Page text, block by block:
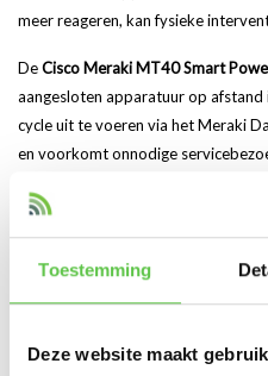
Toestemming
Deze website maakt
meer reageren, kan fysieke
DeCisco Meraki MT40 Smart
aangesloten apparatuur op
cycle uit te voeren via het Meraki
en voorkomt onnodige
De MT40 is onderdeel van het
Eenvoudige bediening.
Meraki MR access pointsofMeraki